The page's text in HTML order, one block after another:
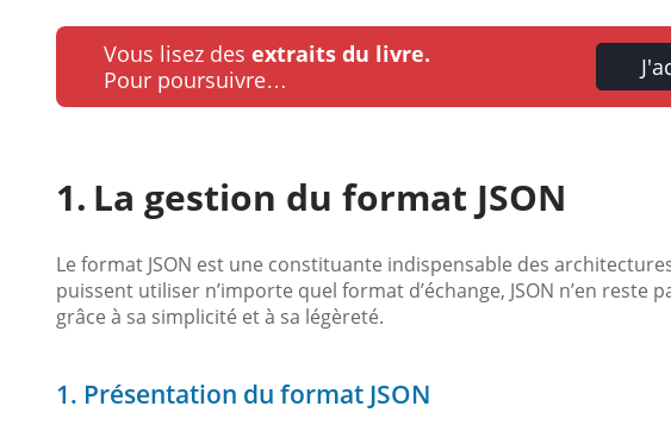
Vous lisez des extraits du livre.
Pour poursuivre…
La gestion du format JSON
Le format JSON est une constituante indispensable des
puissent utiliser n’importe quel format d’échange, JSON n’en
grâce à sa simplicité et à sa légèreté.
1. Présentation du format JSON